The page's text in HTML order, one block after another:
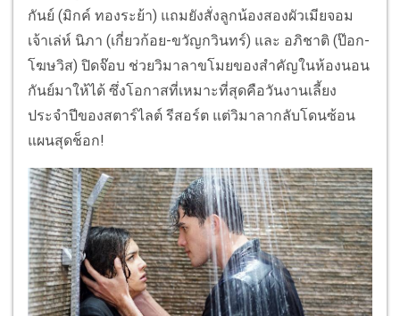
กันย์ (มิกค์ ทองระย้า) แถมยังสั่งลูกน้องสองผัวเมียจอม
เจ้าเล่ห์ นิภา (เกี่ยวก้อย-ขวัญกวินทร์) และ อภิชาติ (ป๊อก-
โฆษวิส) ปิดจ๊อบ ช่วยวิมาลาขโมยของสำคัญในห้องนอน
กันย์มาให้ได้ ซึ่งโอกาสที่เหมาะที่สุดคือวันงานเลี้ยง
ประจำปีของสตาร์ไลต์ รีสอร์ต แต่วิมาลากลับโดนซ้อน
แผนสุดช็อก!